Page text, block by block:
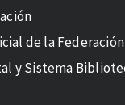
de la Federación
y Sistema